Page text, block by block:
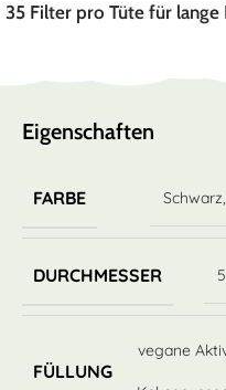
35 Filter pro Tüte für
Eigenschaften
FARBE Schwarz
DURCHMESSER
FÜLLUNG
vegane